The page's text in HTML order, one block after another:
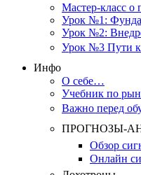
Мастер-класс о
Урок №1:
Урок №2:
Урок №3 Пути к
Инфо
О себе…
Учебник по
Важно перед
ПРОГНОЗЫ-
Обзор
Онлайн